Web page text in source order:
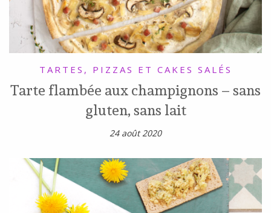
TARTES, PIZZAS ET CAKES SALÉS
Tarte flambée aux champignons – sans
gluten, sans lait
24 août 2020